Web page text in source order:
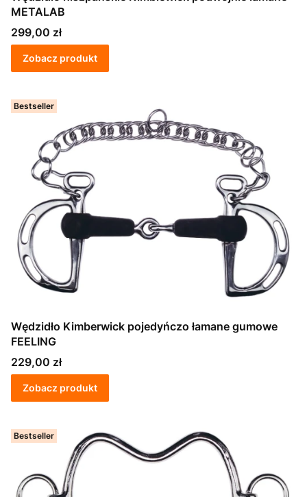
METALAB
Cena
299,00 zł
Zobacz produkt
Bestseller
Wędzidło Kimberwick pojedyńczo łamane gumowe
FEELING
Cena
229,00 zł
Zobacz produkt
Bestseller